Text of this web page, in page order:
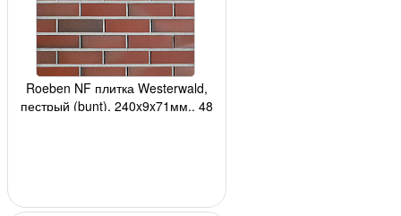
Roeben NF плитка Westerwald,
пестрый (bunt), 240x9x71мм., 48